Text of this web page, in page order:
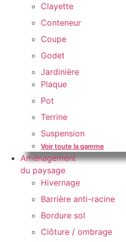
Clayette
Conteneur
Coupe
Godet
Jardinière
Plaque
Pot
Terrine
Suspension
Voir toute la gamme
Aménagement
du paysage
Hivernage
Barrière anti-racine
Bordure sol
Clôture / ombrage